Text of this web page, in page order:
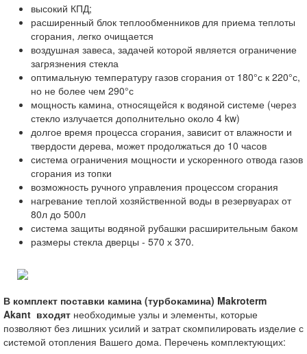
высокий КПД;
расширенный блок теплообменников для приема теплоты
сгорания, легко очищается
воздушная завеса, задачей которой является ограничение
загрязнения стекла
оптимальную температуру газов сгорания от 180°с к 220°с,
но не более чем 290°с
мощность камина, относящейся к водяной системе (через
стекло излучается дополнительно около 4 kw)
долгое время процесса сгорания, зависит от влажности и
твердости дерева, может продолжаться до 10 часов
система ограничения мощности и ускоренного отвода газов
сгорания из топки
возможность ручного управления процессом сгорания
нагревание теплой хозяйственной воды в резервуарах от
80л до 500л
система защиты водяной рубашки расширительным баком
размеры стекла дверцы - 570 х 370.
В комплект поставки камина (турбокамина) Makroterm
Akant входят необходимые узлы и элементы, которые
позволяют без лишних усилий и затрат скомпилировать изделие с
системой отопления Вашего дома. Перечень комплектующих: